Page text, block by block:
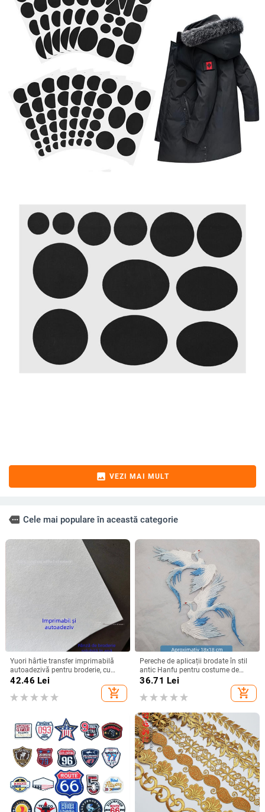
image VEZI MAI MULT
more Cele mai populare în această categorie
Yuori hârtie transfer imprimabilă
autoadezivă pentru broderie, cu
substrat solubil în apă și hârtie
solubilă în apă pentru broderie la
cruce
42.46 Lei
add_shopping_cart
Pereche de aplicații brodate în stil
antic Hanfu pentru costume de
scenă, cu broderie de fenix
36.71 Lei
add_shopping_cart